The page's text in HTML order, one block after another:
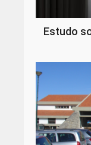
Estudo